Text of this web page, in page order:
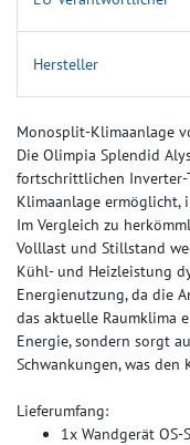
Hersteller
Monosplit-Klimaanlage
Die Olimpia Splendid
fortschrittlichen Inverter-
Klimaanlage ermöglicht,
Im Vergleich zu
Volllast und Stillstand
Kühl- und Heizleistung
Energienutzung, da die
das aktuelle Raumklima
Energie, sondern sorgt
Schwankungen, was
Lieferumfang:
1x Wandgerät OS-